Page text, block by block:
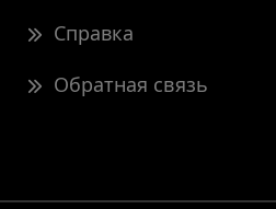
Справка
Обратная связь